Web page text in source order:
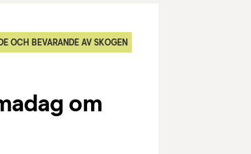
OCH BEVARANDE AV SKOGEN
om